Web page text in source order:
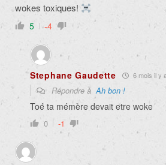
wokes toxiques!
5 -4
Stephane Gaudette 6 mois il y a
Répondre àAh bon !
Toé ta mémère devait etre woke
0 -1